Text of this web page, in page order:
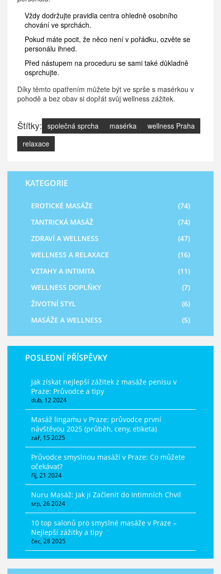
Vždy dodržujte pravidla centra ohledně osobního
chování ve sprchách.
Pokud máte pocit, že něco není v pořádku, ozvěte se
personálu ihned.
Před nástupem na proceduru se sami také důkladně
osprchujte.
Díky těmto opatřením můžete být ve sprše s masérkou v
pohodě a bez obav si dopřát svůj wellness zážitek.
Štítky: společná sprcha masérka
wellness Praha
relaxace
KATEGORIE
EROTICKÉ MASÁŽE
(74)
TANTRICKÁ MASÁŽ
(74)
ZDRAVÍ A WELLNESS
(47)
WELLNESS A RELAXACE
(16)
VZTAHY A INTIMITA
(11)
WELLNESS DOPLŇKY
(7)
ŽIVOTNÍ STYL
(6)
MASÁŽE A WELLNESS
(5)
POSLEDNÍ PŘÍSPĚVKY
Jak získat nejlepší zážitek z masáže penisu v
Praze: Průvodce a tipy
dub, 12 2024
Masáž lingamu v Praze: průvodce první
návštěvou 2025 (průběh, ceny, etiketa)
zář, 15 2025
Průvodce smyslnou masáží v Praze: Co můžete
očekávat?
říj, 21 2024
Nuru Masáž: Jak ji Začlenit do Intimních Chvil
srp, 26 2024
10 top salonů pro smyslné masáže v Praze –
Nejlepší zážitky a tipy
čec, 28 2025